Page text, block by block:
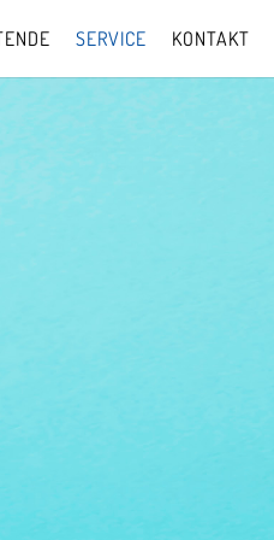
SERVICE KONTAKT